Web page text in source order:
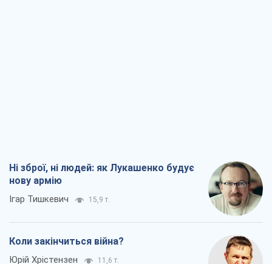
Ні зброї, ні людей: як Лукашенко будує
нову армію
Ігар Тишкевич 15,9 т.
Коли закінчиться війна?
Юрій Хрістензен 11,6 т.